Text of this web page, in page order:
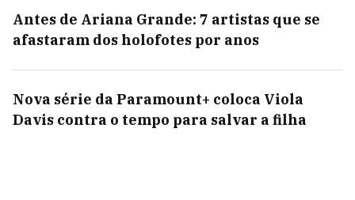
Antes de Ariana Grande: 7 artistas que se
afastaram dos holofotes por anos
Nova série da Paramount+ coloca Viola
Davis contra o tempo para salvar a filha